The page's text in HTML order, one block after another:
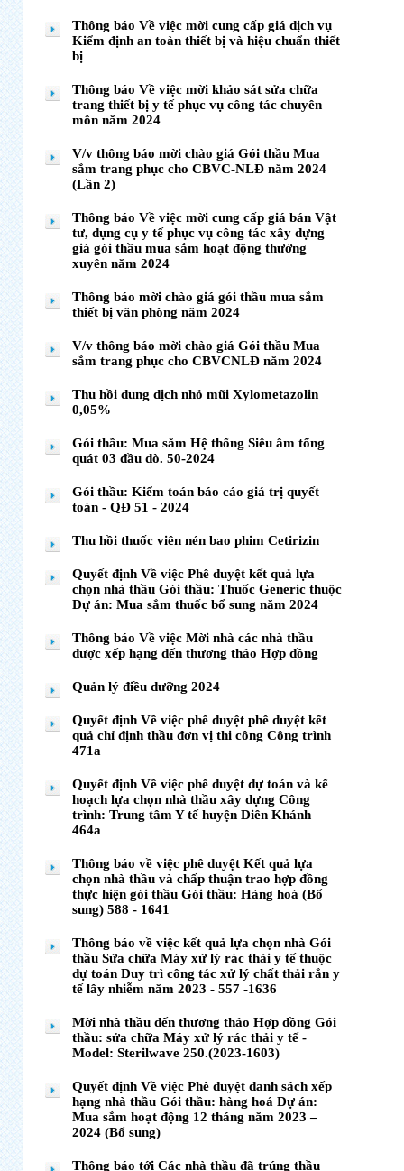
Thông báo Về việc mời cung cấp giá dịch vụ
Kiểm định an toàn thiết bị và hiệu chuẩn thiết
bị
Thông báo Về việc mời khảo sát sửa chữa
trang thiết bị y tế phục vụ công tác chuyên
môn năm 2024
V/v thông báo mời chào giá Gói thầu Mua
sắm trang phục cho CBVC-NLĐ năm 2024
(Lần 2)
Thông báo Về việc mời cung cấp giá bán Vật
tư, dụng cụ y tế phục vụ công tác xây dựng
giá gói thầu mua sắm hoạt động thường
xuyên năm 2024
Thông báo mời chào giá gói thầu mua sắm
thiết bị văn phòng năm 2024
V/v thông báo mời chào giá Gói thầu Mua
sắm trang phục cho CBVCNLĐ năm 2024
Thu hồi dung dịch nhỏ mũi Xylometazolin
0,05%
Gói thầu: Mua sắm Hệ thống Siêu âm tổng
quát 03 đầu dò. 50-2024
Gói thầu: Kiểm toán báo cáo giá trị quyết
toán - QĐ 51 - 2024
Thu hồi thuốc viên nén bao phim Cetirizin
Quyết định Về việc Phê duyệt kết quả lựa
chọn nhà thầu Gói thầu: Thuốc Generic thuộc
Dự án: Mua sắm thuốc bổ sung năm 2024
Thông báo Về việc Mời nhà các nhà thầu
được xếp hạng đến thương thảo Hợp đồng
Quản lý điều dưỡng 2024
Quyết định Về việc phê duyệt phê duyệt kết
quả chỉ định thầu đơn vị thi công Công trình
471a
Quyết định Về việc phê duyệt dự toán và kế
hoạch lựa chọn nhà thầu xây dựng Công
trình: Trung tâm Y tế huyện Diên Khánh
464a
Thông báo về việc phê duyệt Kết quả lựa
chọn nhà thầu và chấp thuận trao hợp đồng
thực hiện gói thầu Gói thầu: Hàng hoá (Bổ
sung) 588 - 1641
Thông báo về việc kết quả lựa chọn nhà Gói
thầu Sửa chữa Máy xử lý rác thải y tế thuộc
dự toán Duy trì công tác xử lý chất thải rắn y
tế lây nhiễm năm 2023 - 557 -1636
Mời nhà thầu đến thương thảo Hợp đồng Gói
thầu: sửa chữa Máy xử lý rác thải y tế -
Model: Sterilwave 250.(2023-1603)
Quyết định Về việc Phê duyệt danh sách xếp
hạng nhà thầu Gói thầu: hàng hoá Dự án:
Mua sắm hoạt động 12 tháng năm 2023 –
2024 (Bổ sung)
Thông báo tới Các nhà thầu đã trúng thầu